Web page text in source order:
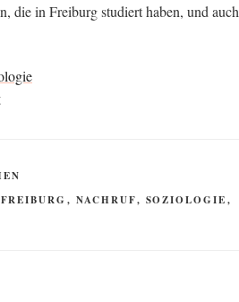
die in Frei­burg stu­diert haben, und auch
FREIBURG , NACHRUF, SOZIOLOGIE,